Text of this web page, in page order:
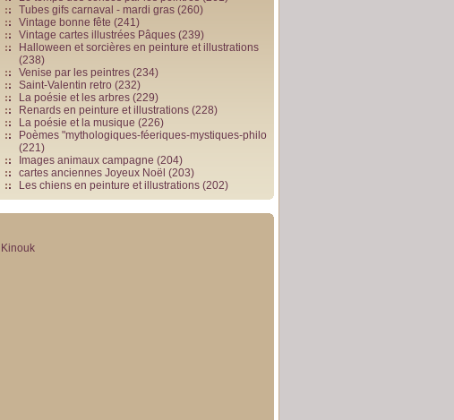
Tubes gifs carnaval - mardi gras (260)
Vintage bonne fête (241)
Vintage cartes illustrées Pâques (239)
Halloween et sorcières en peinture et illustrations
(238)
Venise par les peintres (234)
Saint-Valentin retro (232)
La poésie et les arbres (229)
Renards en peinture et illustrations (228)
La poésie et la musique (226)
Poèmes "mythologiques-féeriques-mystiques-philo
(221)
Images animaux campagne (204)
cartes anciennes Joyeux Noël (203)
Les chiens en peinture et illustrations (202)
Kinouk